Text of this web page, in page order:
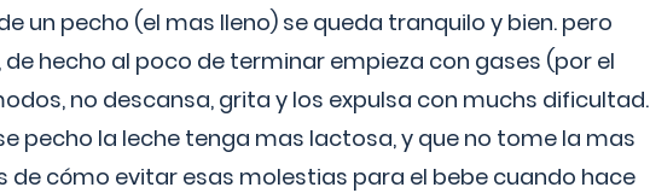
un pecho (el mas lleno) se queda tranquilo y bien. pero
hecho al poco de terminar empieza con gases (por el
no descansa, grita y los expulsa con muchs dificultad.
pecho la leche tenga mas lactosa, y que no tome la mas
de cómo evitar esas molestias para el bebe cuando hace